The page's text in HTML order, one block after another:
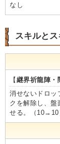
なし
スキルと
【 継界祈龍陣・
消せないドロッ
クを解除し、盤
せる。（10→10